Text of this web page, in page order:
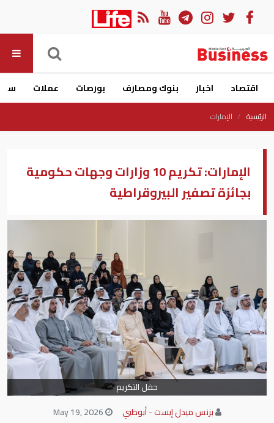
اقتصاد اخبار بنوك ومصارف بورصات عملات
الرئيسية الإمارات
الإمارات: تكريم 10 وزارات وجهات حكومية
بجائزة تصفير البيروقراطية
حفل التكريم
بزنس ميدل إيست - أبوظبي